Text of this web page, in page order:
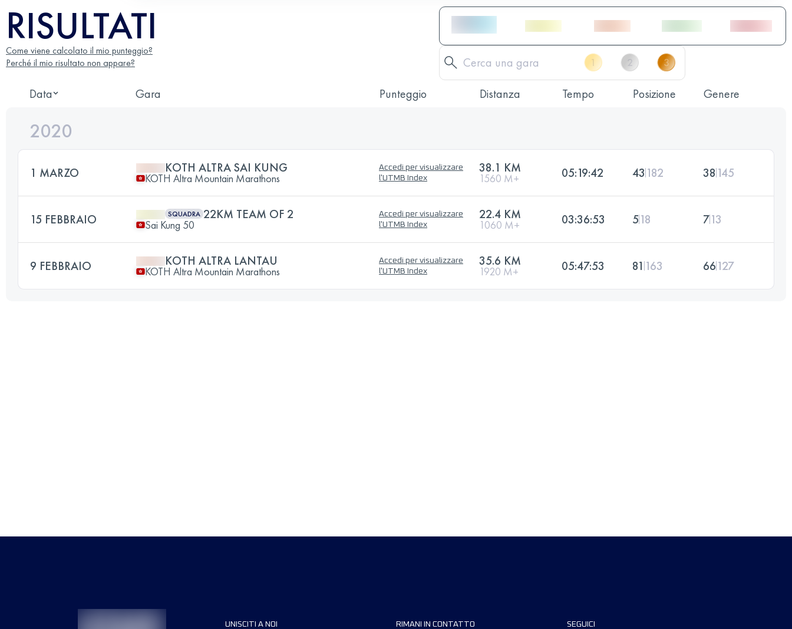
RISULTATI
Come viene calcolato il mio punteggio?
Perché il mio risultato non appare?
Data Gara Punteggio Distanza Tempo Posizione Genere
2020
1 MARZO KOTH ALTRA SAI KUNG
KOTH Altra Mountain Marathons
Accedi per visualizzare
l'UTMB Index
38.1 KM
1560 M+ 05:19:42 43 182 38 145
15 FEBBRAIO SQUADRA 22KM TEAM OF 2
Sai Kung 50
Accedi per visualizzare
l'UTMB Index
22.4 KM
1060 M+ 03:36:53 518 713
9 FEBBRAIO KOTH ALTRA LANTAU
KOTH Altra Mountain Marathons
Accedi per visualizzare
l'UTMB Index
35.6 KM
1920 M+ 05:47:53 81 163 66127
UNISCITI A NOI RIMANI IN CONTATTO SEGUICI